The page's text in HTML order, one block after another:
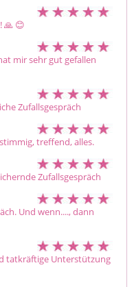
🙏 😊
mir sehr gut gefallen
Zufallsgespräch
treffend, alles.
Zufallsgespräch
Und wenn...., dann
tatkräftige Unterstützung